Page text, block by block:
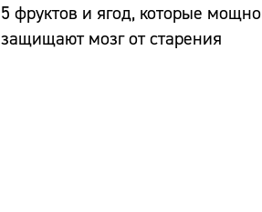
5 фруктов и ягод, которые мощно
защищают мозг от старения